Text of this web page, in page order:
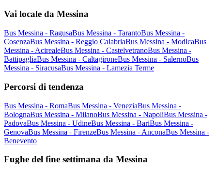
Vai locale da Messina
Bus Messina - RagusaBus Messina - TarantoBus Messina -
CosenzaBus Messina - Reggio CalabriaBus Messina - ModicaBus
Messina - AcirealeBus Messina - CastelvetranoBus Messina -
BattipagliaBus Messina - CaltagironeBus Messina - SalernoBus
Messina - SiracusaBus Messina - Lamezia Terme
Percorsi di tendenza
Bus Messina - RomaBus Messina - VeneziaBus Messina -
BolognaBus Messina - MilanoBus Messina - NapoliBus Messina -
PadovaBus Messina - UdineBus Messina - BariBus Messina -
GenovaBus Messina - FirenzeBus Messina - AnconaBus Messina -
Benevento
Fughe del fine settimana da Messina